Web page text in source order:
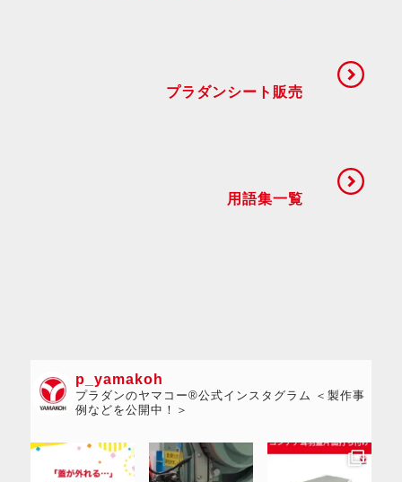
プラダンシート販売
用語集一覧
p_yamakoh
プラダンのヤマコー®公式インスタグラム ＜製作事
例などを公開中！＞